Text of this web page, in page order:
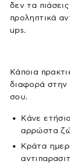
δεν τα
προληπτικά
ups.
Κάποια
διαφορά στην
σου.
Κάνε
αρρώστα
Κράτα